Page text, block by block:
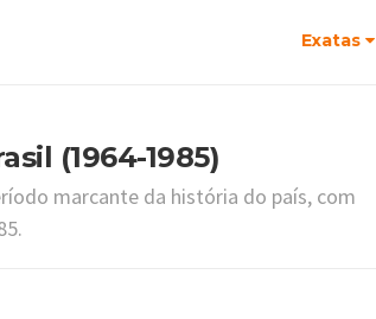
Exatas
(1964-1985)
marcante da história do país, com